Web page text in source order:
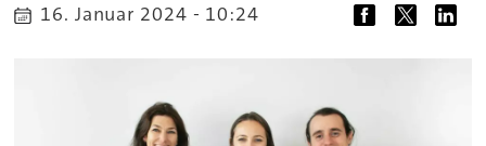
16. Januar 2024 - 10:24